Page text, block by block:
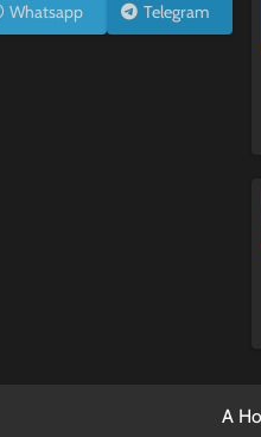
Whatsapp Telegram
A